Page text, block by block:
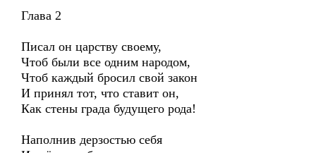
Глава 2
Писал он царству своему,
Чтоб были все одним народом,
Чтоб каждый бросил свой закон
И принял тот, что ставит он,
Как стены града будущего рода!
Наполнив дерзостью себя